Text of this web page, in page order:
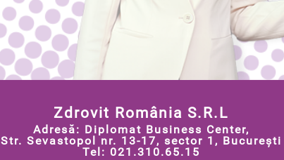
Zdrovit România S.R.L
Adresă: Diplomat Business Center,
Str. Sevastopol nr. 13-17, sector 1, București
Tel: 021.310.65.15